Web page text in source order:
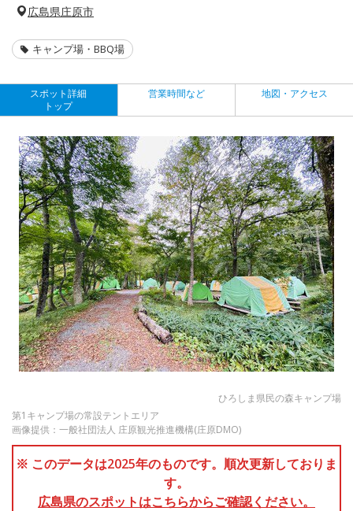
広島県庄原市
キャンプ場・BBQ場
スポット詳細
トップ
営業時間など 地図・アクセス
ひろしま県民の森キャンプ場
第1キャンプ場の常設テントエリア
画像提供：一般社団法人 庄原観光推進機構(庄原DMO)
※ このデータは2025年のものです。順次更新しておりま
す。
広島県のスポットはこちらからご確認ください。